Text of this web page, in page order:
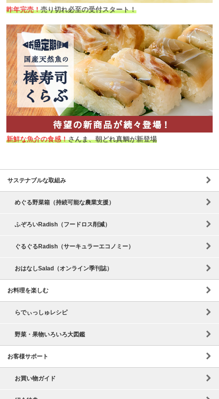
昨年完売！売り切れ必至の受付スタート！
新鮮な魚介の食感！さんま、朝どれ真鯛が新登場
サステナブルな取組み
めぐる野菜箱（持続可能な農業支援）
ふぞろいRadish（フードロス削減）
ぐるぐるRadish（サーキュラーエコノミー）
おはなしSalad（オンライン季刊誌）
お料理を楽しむ
らでぃっしゅレシピ
野菜・果物いろいろ大図鑑
お客様サポート
お買い物ガイド